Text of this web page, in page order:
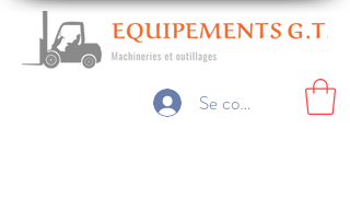
Se connecter